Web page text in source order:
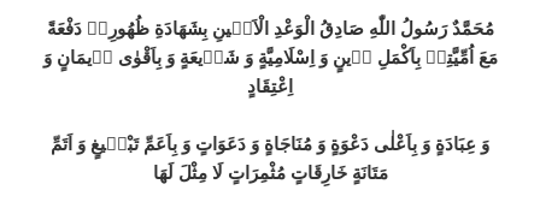
مُحَمَّدٌ رَسُولُ اللّٰهِ صَادِقُ الْوَعْدِ الْاَمٖينِ بِشَهَادَةِ ظُهُورِهٖ دَفْعَةً
مَعَ اُمِّيَّتِهٖ بِاَكْمَلِ دٖينٍ وَ اِسْلَامِيَّةٍ وَ شَرٖيعَةٍ وَ بِاَقْوٰى اٖيمَانٍ وَ
اِعْتِقَادٍ
وَ عِبَادَةٍ وَ بِاَعْلٰى دَعْوَةٍ وَ مُنَاجَاةٍ وَ دَعَوَاتٍ وَ بِاَعَمِّ تَبْلٖيغٍ وَ اَتَمِّ
مَتَانَةٍ خَارِقَاتٍ مُثْمِرَاتٍ لَا مِثْلَ لَهَا